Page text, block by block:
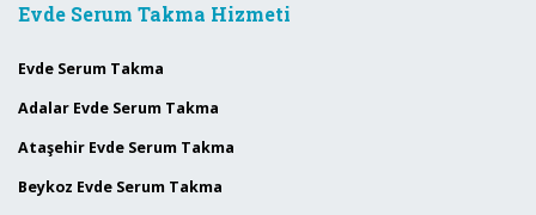
Evde Serum Takma Hizmeti
Evde Serum Takma
Adalar Evde Serum Takma
Ataşehir Evde Serum Takma
Beykoz Evde Serum Takma